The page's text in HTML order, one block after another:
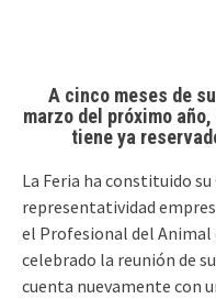
A cinco meses de
marzo del próximo
tiene ya
La Feria ha constituido
representatividad
el Profesional del Animal
celebrado la reunión de
cuenta nuevamente con